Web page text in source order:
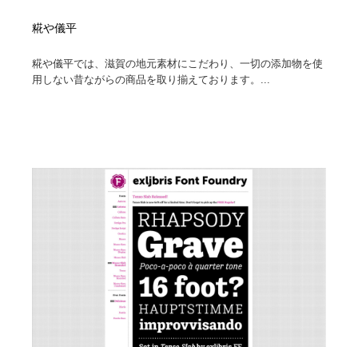
糀や儀平
糀や儀平では、滋賀の地元素材にこだわり、一切の添加物を使
用しない昔ながらの商品を取り揃えております。...